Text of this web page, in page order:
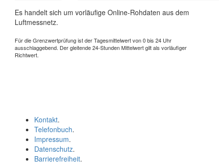
Es handelt sich um vorläufige Online-Rohdaten aus dem
Luftmessnetz.
Für die Grenzwertprüfung ist der Tagesmittelwert von 0 bis 24 Uhr
ausschlaggebend. Der gleitende 24-Stunden Mittelwert gilt als vorläufiger
Richtwert.
Kontakt.
Telefonbuch.
Impressum.
Datenschutz.
Barrierefreiheit.